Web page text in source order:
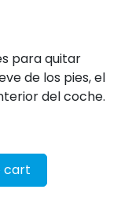
para quitar
de los pies, el
del coche.
cart